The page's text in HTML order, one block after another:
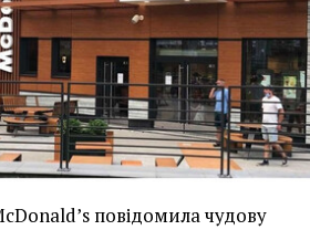
повідомила чудову